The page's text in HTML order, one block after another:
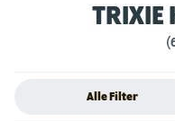
Alle Filter